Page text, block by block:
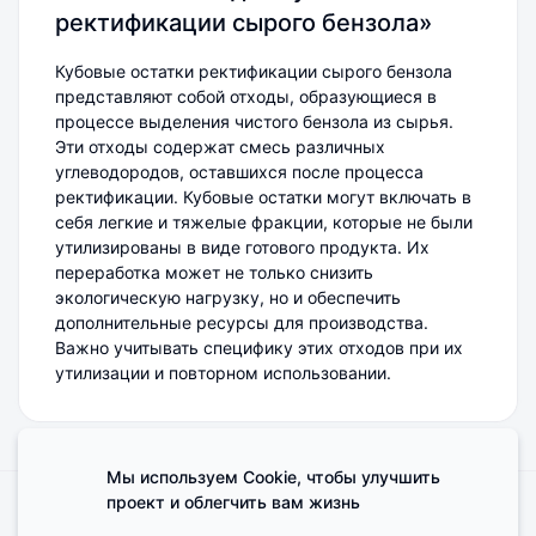
ректификации сырого бензола»
Кубовые остатки ректификации сырого бензола
представляют собой отходы, образующиеся в
процессе выделения чистого бензола из сырья.
Эти отходы содержат смесь различных
углеводородов, оставшихся после процесса
ректификации. Кубовые остатки могут включать в
себя легкие и тяжелые фракции, которые не были
утилизированы в виде готового продукта. Их
переработка может не только снизить
экологическую нагрузку, но и обеспечить
дополнительные ресурсы для производства.
Важно учитывать специфику этих отходов при их
утилизации и повторном использовании.
Поделиться мнением о сайте
Мы используем Cookie, чтобы улучшить
проект и облегчить вам жизнь